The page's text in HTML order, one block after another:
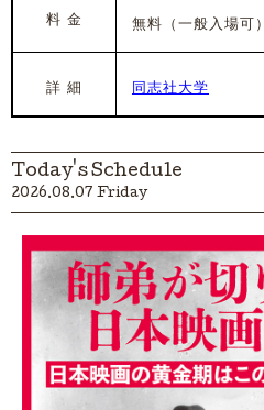
料 金 無料（一般入場可）
詳 細 同志社大学
Today's Schedule
2026.08.07 Friday